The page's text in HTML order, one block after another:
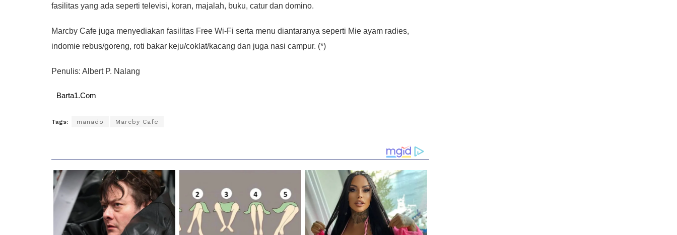
fasilitas yang ada seperti televisi, koran, majalah, buku, catur dan domino.
Marcby Cafe juga menyediakan fasilitas Free Wi-Fi serta menu diantaranya seperti Mie ayam radies,
indomie rebus/goreng, roti bakar keju/coklat/kacang dan juga nasi campur. (*)
Penulis: Albert P. Nalang
Barta1.Com
Tags: manado Marcby Cafe